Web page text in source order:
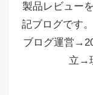
製品レビュー
記ブログです
ブログ運営
立→